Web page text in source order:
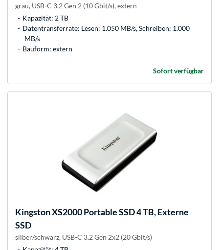
grau, USB-C 3.2 Gen 2 (10 Gbit/s), extern
Kapazität: 2 TB
Datentransferrate: Lesen: 1.050 MB/s, Schreiben: 1.000
MB/s
Bauform: extern
Sofort verfügbar
KingstonXS2000 Portable SSD 4 TB, Externe
SSD
silber/schwarz, USB-C 3.2 Gen 2x2 (20 Gbit/s)